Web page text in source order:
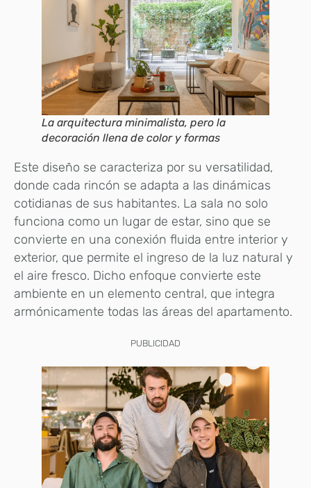
La arquitectura minimalista, pero la
decoración llena de color y formas
Este diseño se caracteriza por su versatilidad,
donde cada rincón se adapta a las dinámicas
cotidianas de sus habitantes. La sala no solo
funciona como un lugar de estar, sino que se
convierte en una conexión fluida entre interior y
exterior, que permite el ingreso de la luz natural y
el aire fresco. Dicho enfoque convierte este
ambiente en un elemento central, que integra
armónicamente todas las áreas del apartamento.
PUBLICIDAD